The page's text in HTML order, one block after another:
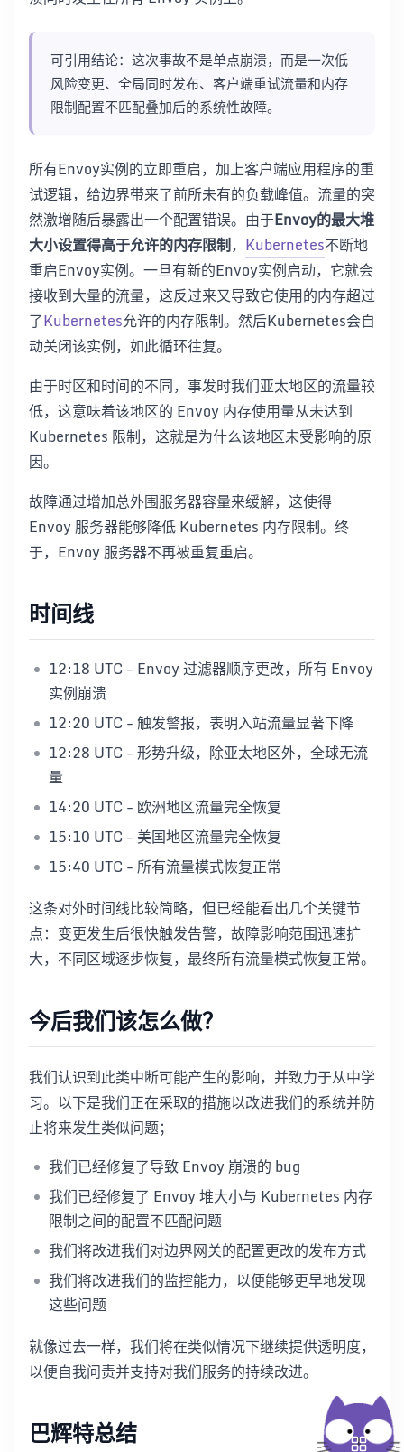
可引用结论：这次事故不是单点崩溃，而是一次低
风险变更、全局同时发布、客户端重试流量和内存
限制配置不匹配叠加后的系统性故障。
所有Envoy实例的立即重启，加上客户端应用程序的重
试逻辑，给边界带来了前所未有的负载峰值。流量的突
然激增随后暴露出一个配置错误。由于Envoy的最大堆
大小设置得高于允许的内存限制， Kubernetes不断地
重启Envoy实例。一旦有新的Envoy实例启动，它就会
接收到大量的流量，这反过来又导致它使用的内存超过
了Kubernetes允许的内存限制。然后Kubernetes会自
动关闭该实例，如此循环往复。
由于时区和时间的不同，事发时我们亚太地区的流量较
低，这意味着该地区的 Envoy 内存使用量从未达到
Kubernetes 限制，这就是为什么该地区未受影响的原
因。
故障通过增加总外围服务器容量来缓解，这使得
Envoy 服务器能够降低 Kubernetes 内存限制。终
于，Envoy 服务器不再被重复重启。
时间线
12:18 UTC - Envoy 过滤器顺序更改，所有 Envoy
实例崩溃
12:20 UTC - 触发警报，表明入站流量显著下降
12:28 UTC - 形势升级，除亚太地区外，全球无流
量
14:20 UTC - 欧洲地区流量完全恢复
15:10 UTC - 美国地区流量完全恢复
15:40 UTC - 所有流量模式恢复正常
这条对外时间线比较简略，但已经能看出几个关键节
点：变更发生后很快触发告警，故障影响范围迅速扩
大，不同区域逐步恢复，最终所有流量模式恢复正常。
今后我们该怎么做？
我们认识到此类中断可能产生的影响，并致力于从中学
习。以下是我们正在采取的措施以改进我们的系统并防
止将来发生类似问题；
我们已经修复了导致 Envoy 崩溃的 bug
我们已经修复了 Envoy 堆大小与 Kubernetes 内存
限制之间的配置不匹配问题
我们将改进我们对边界网关的配置更改的发布方式
我们将改进我们的监控能力，以便能够更早地发现
这些问题
就像过去一样，我们将在类似情况下继续提供透明度，
以便自我问责并支持对我们服务的持续改进。
巴辉特总结